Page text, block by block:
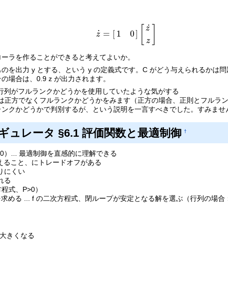
z
˙ = [1 0] z
˙
z
z =[1 ][z
ラを作ることができると考えてよいか。
を出力 y とする、という y の定義式です。C がどう与えられるかは
場合は、0.9 z が出力されます。
がフルランクかどうかを使用していたような気がする
方でなくフルランクかどうかをみます（正方の場合、正則とフルラ
クかどうかで判別するが、という説明を一言すべきでした。すみませ
ュレータ §6.1 評価関数と最適制御 †
... 最適制御を直感的に理解できる
こと、にトレードオフがある
にくい
る
式、P>0）
める ... f の二次方程式、閉ループが安定となる解を選ぶ（行列の場合
きくなる